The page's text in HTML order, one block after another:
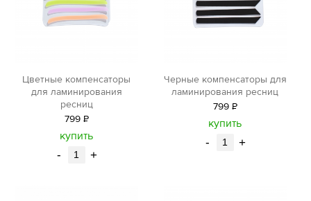
Цветные компенсаторы
для ламинирования
ресниц
799 Р
уб.
купить
- +
Черные компенсаторы для
ламинирования ресниц
799 Р
уб.
купить
- +